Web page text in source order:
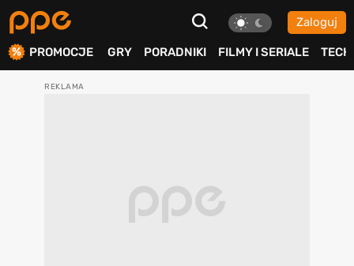
Zaloguj
PROMOCJE GRY PORADNIKI FILMY I SERIALE TECH